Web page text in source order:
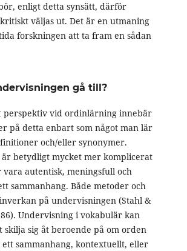
enligt detta synsätt, därför
väljas ut. Det är en utmaning
forskningen att ta fram en sådan
gå till?
perspektiv vid ordinlärning innebär
på detta enbart som något man lär
och/eller synonymer.
betydligt mycket mer komplicerat
vara autentisk, meningsfull och
sammanhang. Både metoder och
på undervisningen (Stahl &
Undervisning i vokabulär kan
skilja sig åt beroende på om orden
sammanhang, kontextuellt, eller